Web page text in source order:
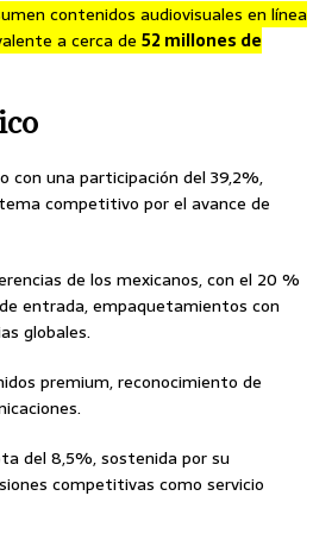
contenidos audiovisuales en línea
a cerca de 52 millones de
con una participación del 39,2%,
competitivo por el avance de
de los mexicanos, con el 20 %
entrada, empaquetamientos con
globales.
premium, reconocimiento de
del 8,5%, sostenida por su
competitivas como servicio